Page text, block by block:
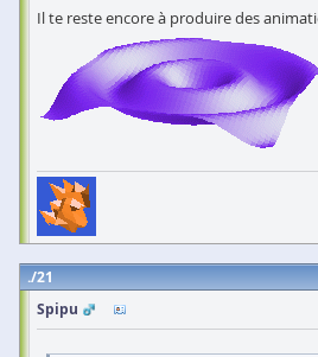
Il te reste encore à produire des
21
Spipu